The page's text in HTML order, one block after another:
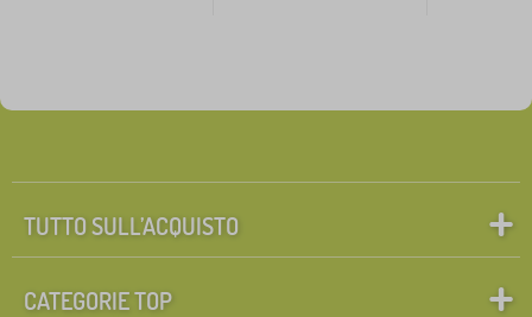
TUTTO SULL’ACQUISTO
CATEGORIE TOP